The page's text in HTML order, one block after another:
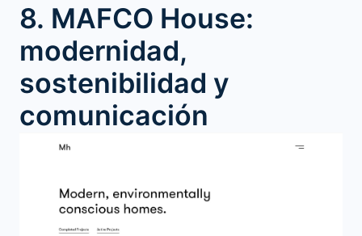
8. MAFCO House:
modernidad,
sostenibilidad y
comunicación